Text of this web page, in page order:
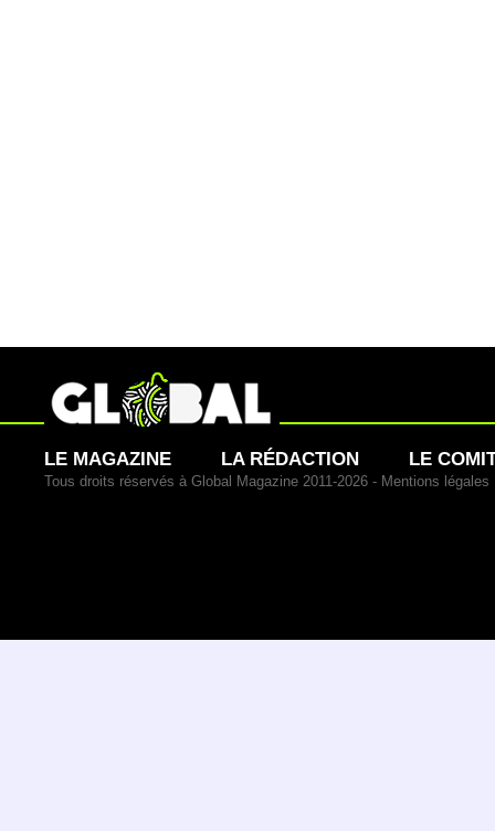
LE MAGAZINE LA RÉDACTION LE
Tous droits réservés à Global Magazine 2011-2026 - Mentions légales